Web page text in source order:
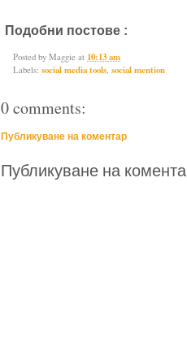
Подобни постове :
Posted by Maggie at 10:13 am
Labels: social media tools, social mention
0 comments:
Публикуване на коментар
Публикуване на